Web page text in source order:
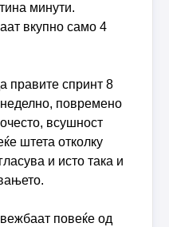
минути.
вкупно само 4
правите спринт 8
повремено
всушност
штета отколку
и исто така и
повеќе од